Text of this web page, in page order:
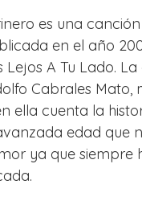
es una
en el año
Lejos A Tu Lado.
Cabrales Mato,
ella cuenta la
edad que
ya que siempre